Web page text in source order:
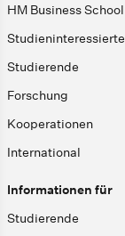
HM Business School
Studieninteressierte
Studierende
Forschung
Kooperationen
International
Informationen für
Studierende